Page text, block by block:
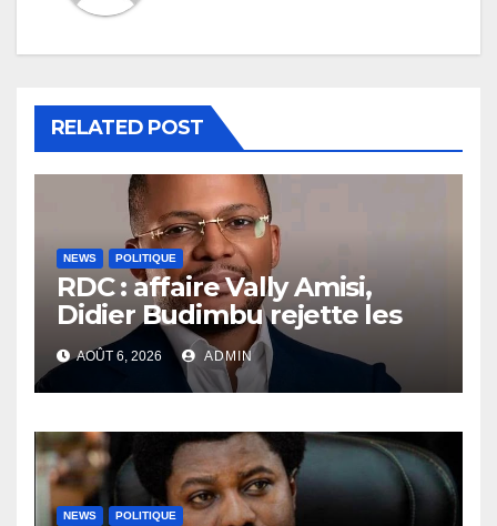
RELATED POST
NEWS POLITIQUE
RDC : affaire Vally Amisi,
Didier Budimbu rejette les
accusations et appelle à
laisser la justice établir la
vérité
AOÛT 6, 2026 ADMIN
NEWS POLITIQUE